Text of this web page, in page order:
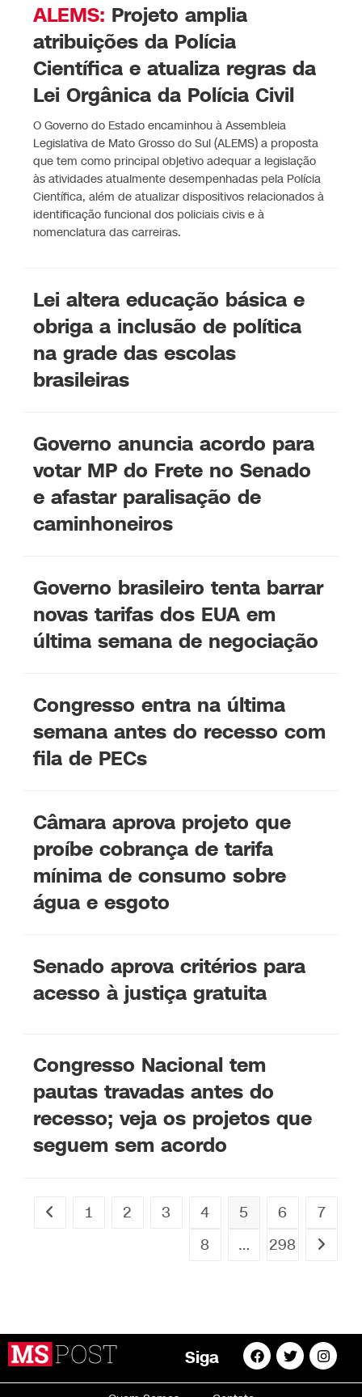
ALEMS: Projeto amplia
atribuições da Polícia
Científica e atualiza regras da
Lei Orgânica da Polícia Civil
O Governo do Estado encaminhou à Assembleia
Legislativa de Mato Grosso do Sul (ALEMS) a proposta
que tem como principal objetivo adequar a legislação
às atividades atualmente desempenhadas pela Polícia
Científica, além de atualizar dispositivos relacionados à
identificação funcional dos policiais civis e à
nomenclatura das carreiras.
Lei altera educação básica e
obriga a inclusão de política
na grade das escolas
brasileiras
Governo anuncia acordo para
votar MP do Frete no Senado
e afastar paralisação de
caminhoneiros
Governo brasileiro tenta barrar
novas tarifas dos EUA em
última semana de negociação
Congresso entra na última
semana antes do recesso com
fila de PECs
Câmara aprova projeto que
proíbe cobrança de tarifa
mínima de consumo sobre
água e esgoto
Senado aprova critérios para
acesso à justiça gratuita
Congresso Nacional tem
pautas travadas antes do
recesso; veja os projetos que
seguem sem acordo
1 2 3 4 5 6
7
8
… 298
Siga